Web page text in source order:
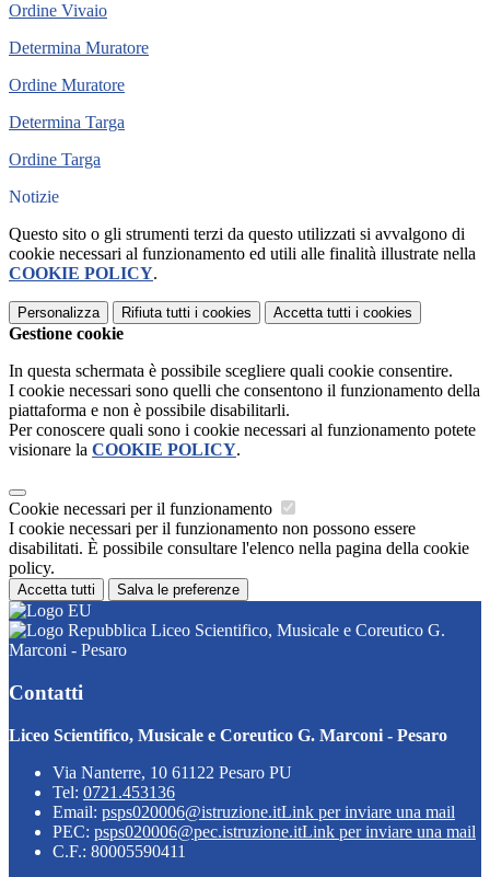
Ordine Vivaio
Determina Muratore
Ordine Muratore
Determina Targa
Ordine Targa
Notizie
Questo sito o gli strumenti terzi da questo utilizzati si avvalgono di
cookie necessari al funzionamento ed utili alle finalità illustrate nella
COOKIE POLICY.
Personalizza Rifiuta tutti i cookies Accetta tutti i cookies
Gestione cookie
In questa schermata è possibile scegliere quali cookie consentire.
I cookie necessari sono quelli che consentono il funzionamento della
piattaforma e non è possibile disabilitarli.
Per conoscere quali sono i cookie necessari al funzionamento potete
visionare la COOKIE POLICY.
Cookie necessari per il funzionamento
I cookie necessari per il funzionamento non possono essere
disabilitati. È possibile consultare l'elenco nella pagina della cookie
policy.
Accetta tutti Salva le preferenze
Liceo Scientifico, Musicale e Coreutico G.
Marconi - Pesaro
Contatti
Liceo Scientifico, Musicale e Coreutico G. Marconi - Pesaro
Via Nanterre, 10 61122 Pesaro PU
Tel: 0721.453136
Email: psps020006@istruzione.itLink per inviare una mail
PEC: psps020006@pec.istruzione.itLink per inviare una mail
C.F.: 80005590411